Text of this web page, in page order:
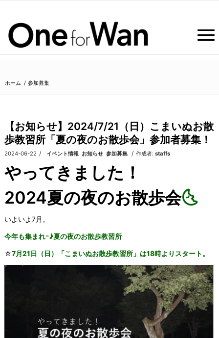
ホーム / 参加募集
【お知らせ】2024/7/21（日）こまいぬお散
歩教習所「夏の夜のお散歩会」参加者募集！
2024-06-22 /
カテゴリ: イベント情報 お知らせ, 参加募集 / 作成者: staffs
やってきました！
2024夏の夜のお散歩会🌜
いよいよ7月。
今年も集まれｰ♪夏の夜のお散歩教習所
☆7月21日（日） 「こまいぬお散歩教習所」は18時よりスタート。